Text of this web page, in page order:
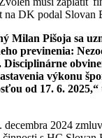
na DK podal Slovan
Milan Pišoja sa
previnenia:
výkonu
od 17. 6. 2025,“
decembra 2024